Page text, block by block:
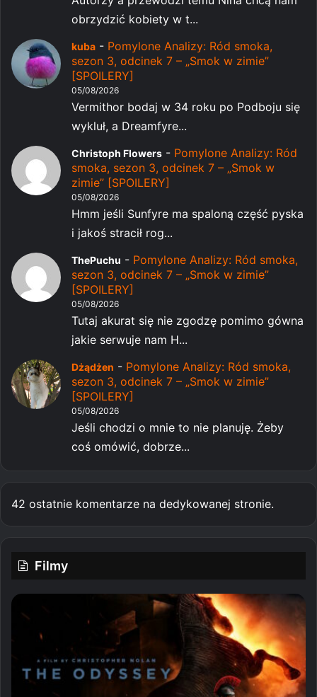
obrzydzić kobiety w t...
kuba - Pomylone Analizy: Ród smoka,
sezon 3, odcinek 7 – „Smok w zimie”
[SPOILERY]
05/08/2026
Vermithor bodaj w 34 roku po Podboju się
wykluł, a Dreamfyre...
Christoph Flowers - Pomylone Analizy: Ród
smoka, sezon 3, odcinek 7 – „Smok w
zimie” [SPOILERY]
05/08/2026
Hmm jeśli Sunfyre ma spaloną część pyska
i jakoś stracił rog...
ThePuchu - Pomylone Analizy: Ród smoka,
sezon 3, odcinek 7 – „Smok w zimie”
[SPOILERY]
05/08/2026
Tutaj akurat się nie zgodzę pomimo gówna
jakie serwuje nam H...
Dżądżen - Pomylone Analizy: Ród smoka,
sezon 3, odcinek 7 – „Smok w zimie”
[SPOILERY]
05/08/2026
Jeśli chodzi o mnie to nie planuję. Żeby
coś omówić, dobrze...
42 ostatnie komentarze na dedykowanej stronie.
Filmy